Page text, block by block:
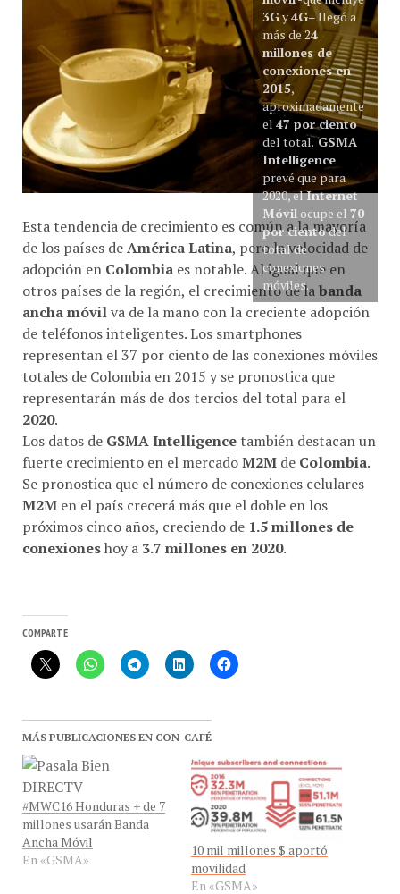
3Gy4G– llegó a
más de 24
millones de
conexiones en
2015
aproximadamente
el 47 por ciento
del total.GSMA
Intelligence
prevé que para
2020, elInternet
Móvil ocupe el 70
por cientodel
total de
conexiones
móviles.
Esta tendencia de crecimiento es común a la mayoría
de los países de América Latina , pero la velocidad de
adopción en Colombia es notable. Al igual que en
otros países de la región, el crecimiento de la banda
ancha móvil va de la mano con la creciente adopción
de teléfonos inteligentes. Los smartphones
representan el 37 por ciento de las conexiones móviles
totales de Colombia en 2015 y se pronostica que
representarán más de dos tercios del total para el
2020.
Los datos de GSMA Intelligence también destacan un
fuerte crecimiento en el mercadoM2M de Colombia
Se pronostica que el número de conexiones celulares
M2M en el país crecerá más que el doble en los
próximos cinco años, creciendo de 1.5 millones de
conexioneshoy a 3.7 millones en 2020.
COMPARTE
MÁS PUBLICACIONES EN CON-CAFÉ
#MWC16 Honduras + de 7
millones usarán Banda
Ancha Móvil
En «GSMA»
10 mil millones $ aportó
movilidad
En «GSMA»